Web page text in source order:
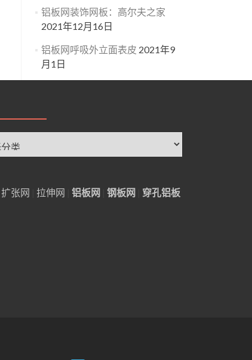
铝板网装饰网板：高尔夫之家
2021年12月16日
铝板网呼吸外立面表皮 2021年9
月1日
扩张网 拉伸网 铝板网 钢板网 穿孔铝板